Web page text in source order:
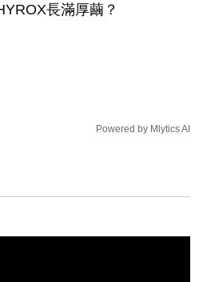
長滿厚繭？
Powered by Mlytics AI